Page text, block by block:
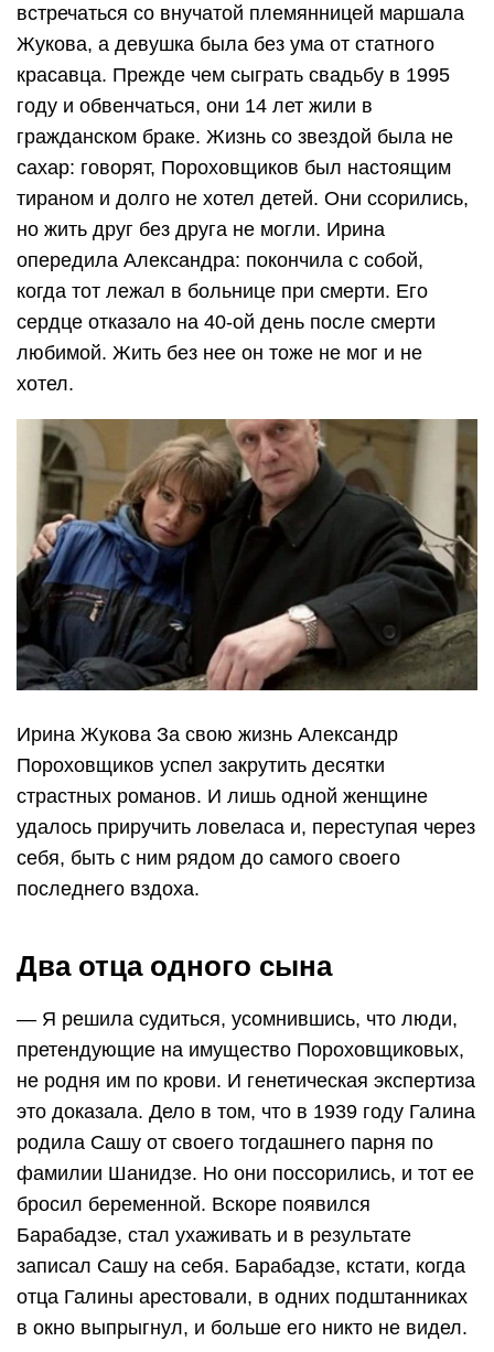
встречаться со внучатой племянницей маршала
Жукова, а девушка была без ума от статного
красавца. Прежде чем сыграть свадьбу в 1995
году и обвенчаться, они 14 лет жили в
гражданском браке. Жизнь со звездой была не
сахар: говорят, Пороховщиков был настоящим
тираном и долго не хотел детей. Они ссорились,
но жить друг без друга не могли. Ирина
опередила Александра: покончила с собой,
когда тот лежал в больнице при смерти. Его
сердце отказало на 40-ой день после смерти
любимой. Жить без нее он тоже не мог и не
хотел.
Ирина Жукова За свою жизнь Александр
Пороховщиков успел закрутить десятки
страстных романов. И лишь одной женщине
удалось приручить ловеласа и, переступая через
себя, быть с ним рядом до самого своего
последнего вздоха.
Два отца одного сына
— Я решила судиться, усомнившись, что люди,
претендующие на имущество Пороховщиковых,
не родня им по крови. И генетическая экспертиза
это доказала. Дело в том, что в 1939 году Галина
родила Сашу от своего тогдашнего парня по
фамилии Шанидзе. Но они поссорились, и тот ее
бросил беременной. Вскоре появился
Барабадзе, стал ухаживать и в результате
записал Сашу на себя. Барабадзе, кстати, когда
отца Галины арестовали, в одних подштанниках
в окно выпрыгнул, и больше его никто не видел.